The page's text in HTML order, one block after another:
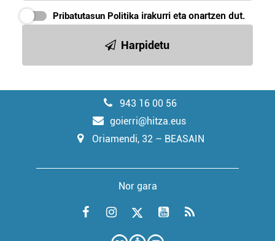
Pribatutasun Politika irakurri eta onartzen dut.
Harpidetu
943 16 00 56
goierri@hitza.eus
Oriamendi, 32 – BEASAIN
Nor gara